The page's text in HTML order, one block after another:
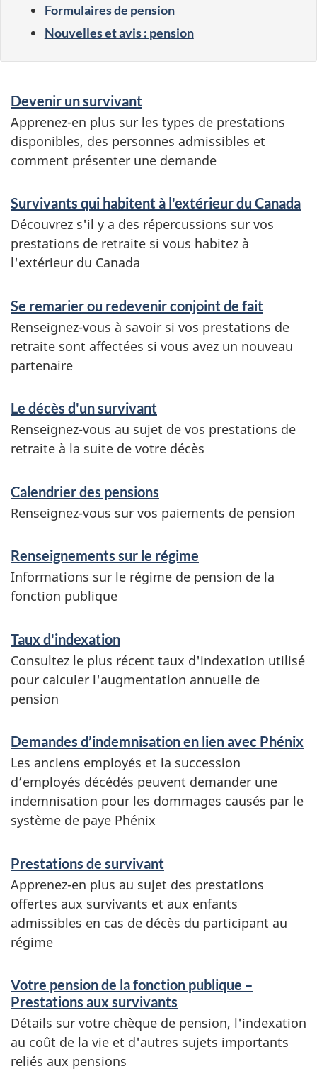
Formulaires de pension
Nouvelles et avis : pension
e
r
v
c
e
s
t
r
e
s
e
g
n
e
m
e
t
s
Devenir un survivant
Apprenez-en plus sur les types de prestations
disponibles, des personnes admissibles et
comment présenter une demande
Survivants qui habitent à l'extérieur du Canada
Découvrez s'il y a des répercussions sur vos
prestations de retraite si vous habitez à
l'extérieur du Canada
Se remarier ou redevenir conjoint de fait
Renseignez-vous à savoir si vos prestations de
retraite sont affectées si vous avez un nouveau
partenaire
Le décès d'un survivant
Renseignez-vous au sujet de vos prestations de
retraite à la suite de votre décès
Calendrier des pensions
Renseignez-vous sur vos paiements de pension
Renseignements sur le régime
Informations sur le régime de pension de la
fonction publique
Taux d'indexation
Consultez le plus récent taux d'indexation utilisé
pour calculer l'augmentation annuelle de
pension
Demandes d’indemnisation en lien avec Phénix
Les anciens employés et la succession
d’employés décédés peuvent demander une
indemnisation pour les dommages causés par le
système de paye Phénix
Prestations de survivant
Apprenez-en plus au sujet des prestations
offertes aux survivants et aux enfants
admissibles en cas de décès du participant au
régime
Votre pension de la fonction publique –
Prestations aux survivants
Détails sur votre chèque de pension, l'indexation
au coût de la vie et d'autres sujets importants
reliés aux pensions